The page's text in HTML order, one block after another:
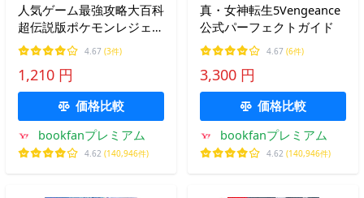
人気ゲーム最強攻略大百科
超伝説版ポケモンレジェン
ズZ-A完全データガイドブ
ック/ゲーム
4.67 (3件)
1,210 円
価格比較
bookfanプレミアム
4.62 (140,946件)
真・女神転生5Vengeance
公式パーフェクトガイド
4.67 (6件)
3,300 円
価格比較
bookfanプレミアム
4.62 (140,946件)